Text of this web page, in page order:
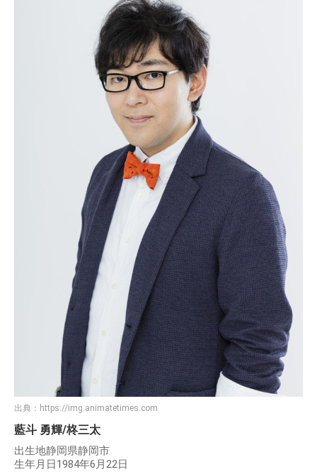
出典： https://img.animatetimes.com
藍斗 勇輝/柊三太
出生地静岡県静岡市
生年月日1984年6月22日